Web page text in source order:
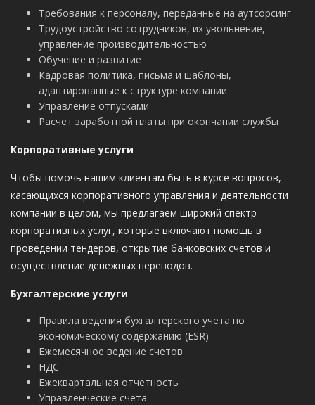
Требования к персоналу, переданные на аутсорсинг
Трудоустройство сотрудников, их увольнение,
управление производительностью
Обучение и развитие
Кадровая политика, письма и шаблоны,
адаптированные к структуре компании
Управление отпусками
Расчет заработной платы при окончании службы
Корпоративные услуги
Чтобы помочь нашим клиентам быть в курсе вопросов,
касающихся корпоративного управления и деятельности
компании в целом, мы предлагаем широкий спектр
корпоративных услуг, которые включают помощь в
проведении тендеров, открытие банковских счетов и
осуществление денежных переводов.
Бухгалтерские услуги
Правила ведения бухгалтерского учета по
экономическому содержанию (ESR)
Ежемесячное ведение счетов
НДС
Ежеквартальная отчетность
Управленческие счета